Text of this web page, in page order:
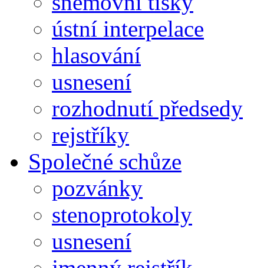
ústní interpelace
hlasování
usnesení
rozhodnutí předsedy
rejstříky
Společné schůze
pozvánky
stenoprotokoly
usnesení